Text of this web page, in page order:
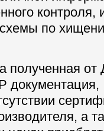
контроля,
схемы по
полученная от
документация,
а